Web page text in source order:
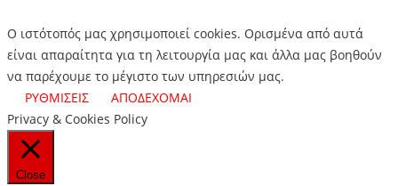
Ο ιστότοπός μας χρησιμοποιεί cookies. Ορισμένα από αυτά
είναι απαραίτητα για τη λειτουργία μας και άλλα μας βοηθούν
να παρέχουμε το μέγιστο των υπηρεσιών μας.
ΡΥΘΜΙΣΕΙΣ
ΑΠΟΔΕΧΟΜΑΙ
Privacy & Cookies Policy
Close